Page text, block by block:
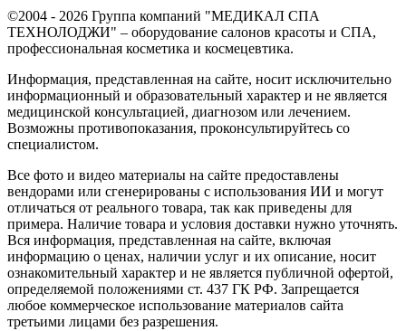
©2004 - 2026 Группа компаний "МЕДИКАЛ СПА
ТЕХНОЛОДЖИ" – оборудование салонов красоты и СПА,
профессиональная косметика и космецевтика.
Информация, представленная на сайте, носит исключительно
информационный и образовательный характер и не является
медицинской консультацией, диагнозом или лечением.
Возможны противопоказания, проконсультируйтесь со
специалистом.
Все фото и видео материалы на сайте предоставлены
вендорами или сгенерированы с использования ИИ и могут
отличаться от реального товара, так как приведены для
примера. Наличие товара и условия доставки нужно уточнять.
Вся информация, представленная на сайте, включая
информацию о ценах, наличии услуг и их описание, носит
ознакомительный характер и не является публичной офертой,
определяемой положениями ст. 437 ГК РФ. Запрещается
любое коммерческое использование материалов сайта
третьими лицами без разрешения.